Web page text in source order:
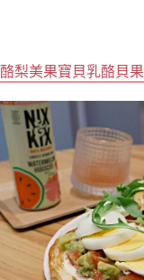
酪梨美果寶貝乳酪貝果